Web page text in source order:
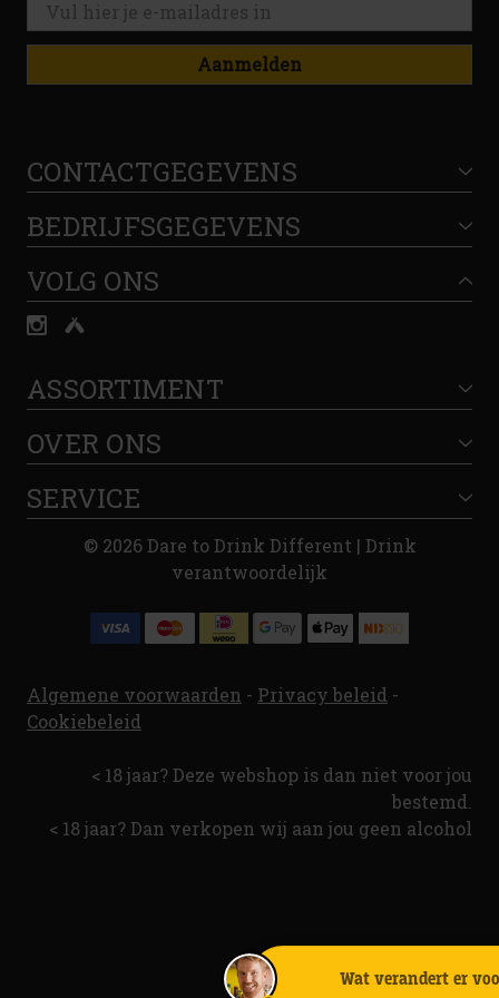
Aanmelden
CONTACTGEGEVENS
BEDRIJFSGEGEVENS
VOLG ONS
ASSORTIMENT
OVER ONS
SERVICE
© 2026 Dare to Drink Different | Drink
verantwoordelijk
Algemene voorwaarden - Privacy beleid -
Cookiebeleid
< 18 jaar? Deze webshop is dan niet voor jou
bestemd.
< 18 jaar? Dan verkopen wij aan jou geen alcohol